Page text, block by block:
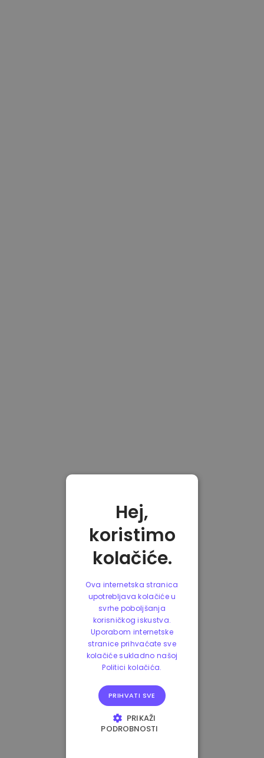
Hej,
koristimo
kolačiće.
Ova internetska stranica
upotrebljava kolačiće u
svrhe poboljšanja
korisničkog iskustva.
Uporabom internetske
stranice prihvaćate sve
kolačiće sukladno našoj
Politici kolačića.
PRIHVATI SVE
PRIKAŽI
PODROBNOSTI